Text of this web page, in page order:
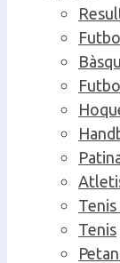
Tenis
Tenis